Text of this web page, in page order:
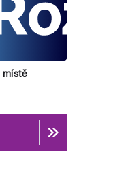
místě